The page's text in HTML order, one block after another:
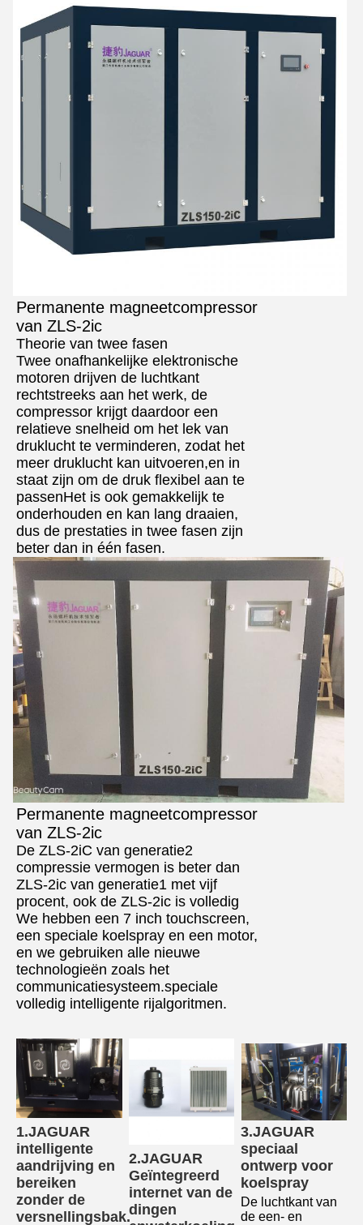
Permanente magneetcompressor
van ZLS-2ic
Theorie van twee fasen
Twee onafhankelijke elektronische
motoren drijven de luchtkant
rechtstreeks aan het werk, de
compressor krijgt daardoor een
relatieve snelheid om het lek van
druklucht te verminderen, zodat het
meer druklucht kan uitvoeren,en in
staat zijn om de druk flexibel aan te
passenHet is ook gemakkelijk te
onderhouden en kan lang draaien,
dus de prestaties in twee fasen zijn
beter dan in één fasen.
Permanente magneetcompressor
van ZLS-2ic
De ZLS-2iC van generatie2
compressie vermogen is beter dan
ZLS-2ic van generatie1 met vijf
procent, ook de ZLS-2ic is volledig
We hebben een 7 inch touchscreen,
een speciale koelspray en een motor,
en we gebruiken alle nieuwe
technologieën zoals het
communicatiesysteem.speciale
volledig intelligente rijalgoritmen.
1.JAGUAR
intelligente
aandrijving en
bereiken
zonder de
versnellingsbak.
2.JAGUAR
Geïntegreerd
internet van de
dingen
3.JAGUAR
speciaal
ontwerp voor
koelspray
De luchtkant van
de een- en